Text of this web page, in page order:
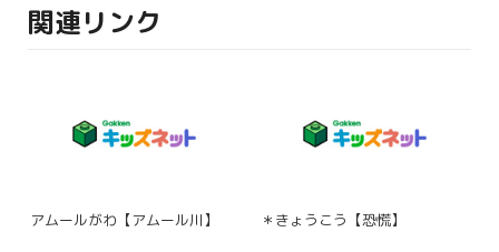
関連リンク
アムールがわ【アムール川】 ＊きょうこう【恐慌】